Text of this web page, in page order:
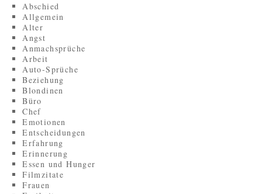
Abschied
Allgemein
Alter
Angst
Anmachsprüche
Arbeit
Auto-Sprüche
Beziehung
Blondinen
Büro
Chef
Emotionen
Entscheidungen
Erfahrung
Erinnerung
Essen und Hunger
Filmzitate
Frauen